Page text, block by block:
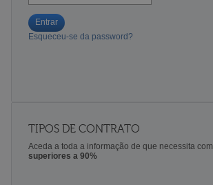
Entrar
Esqueceu-se da password?
TIPOS DE CONTRATO
Aceda a toda a informação de que necessita com
superiores a 90%